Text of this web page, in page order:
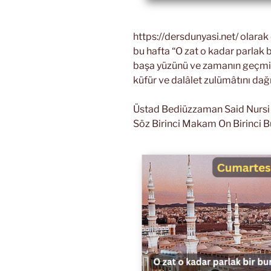
https://dersdunyasi.net/
bu hafta “O zat o kadar parlak
başa yüzünü ve zamanın
küfür ve dalâlet zulümâtını
Üstad Bediüzzaman Said
Söz Birinci Makam On Birinci